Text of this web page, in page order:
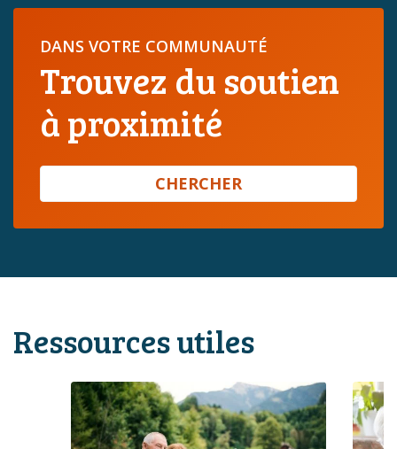
DANS VOTRE COMMUNAUTÉ
Trouvez du soutien
à proximité
CHERCHER
Ressources utiles